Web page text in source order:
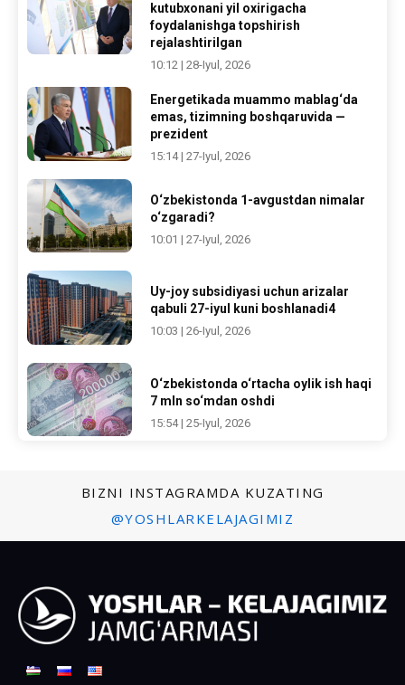
kutubxonani yil oxirigacha
foydalanishga topshirish
rejalashtirilgan
10:12 | 28-Iyul, 2026
Energetikada muammo mablag‘da
emas, tizimning boshqaruvida —
prezident
15:14 | 27-Iyul, 2026
O‘zbekistonda 1-avgustdan nimalar
o‘zgaradi?
10:01 | 27-Iyul, 2026
Uy-joy subsidiyasi uchun arizalar
qabuli 27-iyul kuni boshlanadi4
10:03 | 26-Iyul, 2026
O‘zbekistonda o‘rtacha oylik ish haqi
7 mln so‘mdan oshdi
15:54 | 25-Iyul, 2026
BIZNI INSTAGRAMDA KUZATING
@YOSHLARKELAJAGIMIZ